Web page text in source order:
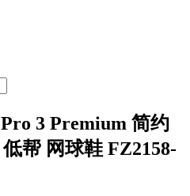
3 Premium 简约
帮 网球鞋 FZ2158-